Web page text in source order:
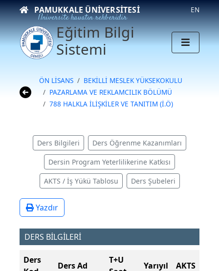
PAMUKKALE ÜNIVERSITESI
Üniversite hayatın rehberidir
EN
Eğitim Bilgi
Sistemi
ÖN LİSANS
BEKİLLİ MESLEK YÜKSEKOKULU
PAZARLAMA VE REKLAMCILIK BÖLÜMÜ
788 HALKLA İLİŞKİLER VE TANITIM (İ.Ö)
Ders Bilgileri Ders Öğrenme Kazanımları
Dersin Program Yeterlilikerine Katkısı
AKTS / İş Yükü Tablosu Ders Şubeleri
Yazdır
DERS BİLGİLERİ
Ders
Ders Ad
T+U
Yarıyıl AKTS